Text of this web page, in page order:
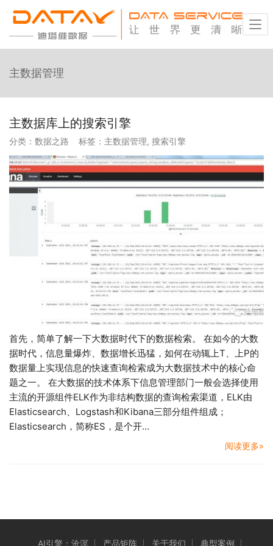
主数据管理
主数据库上的搜索引擎
分类： 数据之路 标签： 主数据管理, 搜索引擎
首先，简单了解一下大数据时代下的数据检索。 在如今的大数
据时代，信息量爆炸、数据增长迅猛，如何在动辄上T、上P的
数据量上实现信息的快速查询检索成为大数据技术中的核心命
题之一。 在大数据的技术体系下信息管理部门一般会选择使用
主流的开源组件ELK作为非结构数据的查询检索渠道，ELK由
Elasticsearch、Logstash和Kibana三部分组件组成；
Elasticsearch，简称ES，是个开…
阅读更多»
AI引擎：沧溟 产品矩阵 关于我们 典型案例